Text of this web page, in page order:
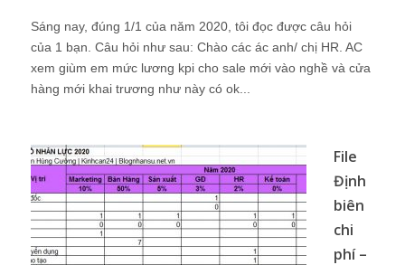
Sáng nay, đúng 1/1 của năm 2020, tôi đọc được câu hỏi
của 1 bạn. Câu hỏi như sau: Chào các ác anh/ chị HR. AC
xem giùm em mức lương kpi cho sale mới vào nghề và cửa
hàng mới khai trương như này có ok...
File
Định
biên
chi
phí –